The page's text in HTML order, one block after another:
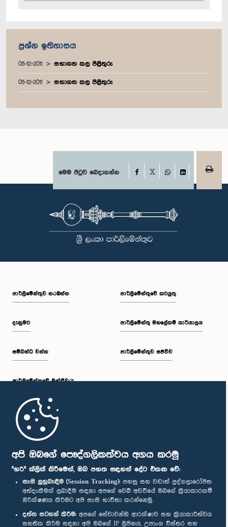
අපි ඔබගේ පෞද්ගලිකත්වය අගය කරමු
"හරි" ක්ලික් කිරීමෙන්, ඔබ පහත සඳහන් දේට එකඟ වේ:
සැසි ලුහුබැඳීම (Session Tracking): පහසු සහ වඩාත් පුද්ගලාරෝපිත
අත්දැකීමක් ලබාදීම සඳහා අපගේ වෙබ් අඩවියේ ඔබගේ ක්‍රියාකාරකම්
නිරීක්ෂණය කිරීමට අපි සැසි භාවිතා කරන්නෙමු.
දත්ත සටහන් කිරීම: අපගේ සේවාවන්හි ආරක්ෂාව සහ ක්‍රියාකාරීත්වය
සහතික කිරීම සඳහා අපි ඔබගේ IP ලිපිනය, උපාංග විස්තර සහ
ප්‍රශ්න ඉතිහාසය
05-12-2011 සභාගත කල පිළිතුරු
05-12-2011 සභාගත කල පිළිතුරු
මෙම පිටුව බෙදාගන්න Facebook
WhatsAppLinkedIn
පාර්ලි‌මේන්තුව නරඹන්න
දැනුමට
සම්බන්ධ වන්න
පාර්ලි‌මේන්තුවේ මන්ත්‍රීවරු
මුල් පිටුව
පාර්ලිමේන්තුවේ කටයුතු
පාර්ලිමේන්තු මහලේකම් කාර්යාලය
පාර්ලිමේන්තුව සජීවීව
පාර්ලිමේන්තු ජංගම යෙදුම
අප හා සම්බන්ධ වී සිටින්න :